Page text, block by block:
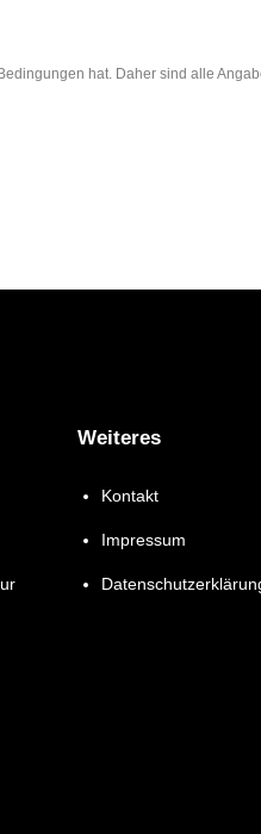
hat. Daher sind alle
Weiteres
Kontakt
Impressum